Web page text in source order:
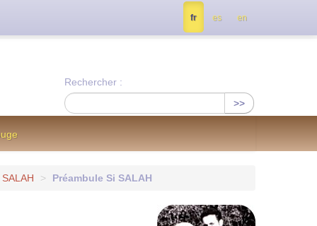
Rechercher :
>>
SALAH > Préambule Si SALAH
fr es en
contactez nous à info@notrejournal.info !